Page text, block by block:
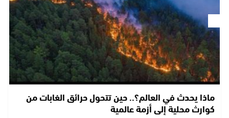
ماذا يحدث في العالم؟.. حين تتحول حرائق الغابات من
كوارث محلية إلى أزمة عالمية